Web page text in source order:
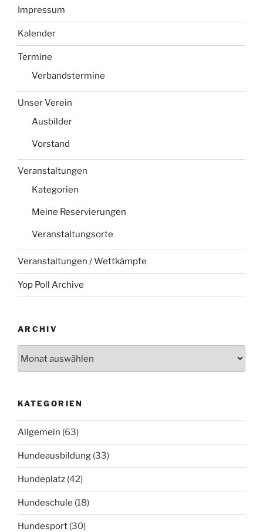
Impressum
Kalender
Termine
Verbandstermine
Unser Verein
Ausbilder
Vorstand
Veranstaltungen
Kategorien
Meine Reservierungen
Veranstaltungsorte
Veranstaltungen / Wettkämpfe
Yop Poll Archive
ARCHIV
KATEGORIEN
Allgemein (63)
Hundeausbildung (33)
Hundeplatz (42)
Hundeschule (18)
Hundesport (30)